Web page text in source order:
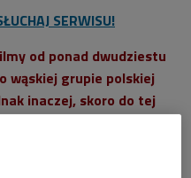
SERWISU!
od ponad dwudziestu
wąskiej grupie polskiej
inaczej, skoro do tej